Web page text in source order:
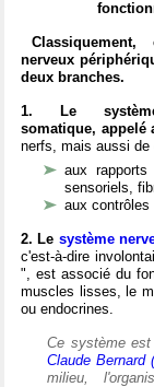
Classiquement,
nerveux
deux branches.
1. Le
somatique, appelé
nerfs, mais aussi
aux rapports
sensoriels,
aux contrôles
2. Le système
c'est-à-dire
", est associé du
muscles lisses, le
ou endocrines.
Ce système
Claude Bernard
milieu,